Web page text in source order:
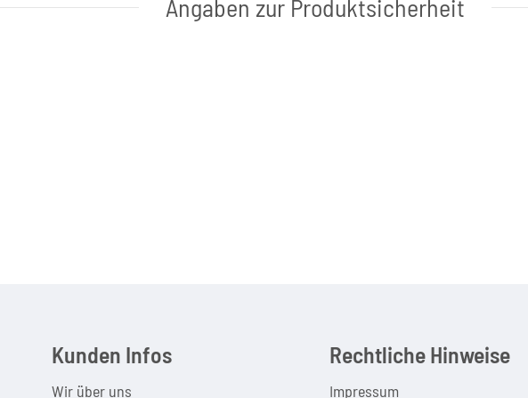
Angaben zur Produktsicherheit
Kunden Infos
Wir über uns
Rechtliche Hinweise
Impressum